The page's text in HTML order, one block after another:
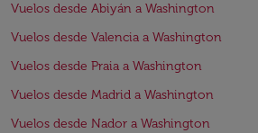
Vuelos desde Abiyán a Washington
Vuelos desde Valencia a Washington
Vuelos desde Praia a Washington
Vuelos desde Madrid a Washington
Vuelos desde Nador a Washington